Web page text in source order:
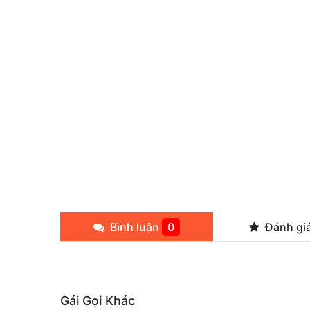
Bình luận 0 Đánh
Gái Gọi Khác